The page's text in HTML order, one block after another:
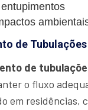
de Tubulações
de
o fluxo
em residências,